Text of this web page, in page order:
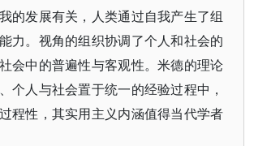
的发展有关，人类通过自我产生了组
力。视角的组织协调了个人和社会的
会中的普遍性与客观性。米德的理论
个人与社会置于统一的经验过程中，
程性，其实用主义内涵值得当代学者